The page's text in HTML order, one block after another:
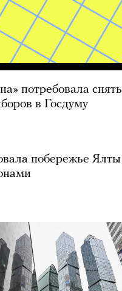
потребовала снять
в Госдуму
побережье Ялты